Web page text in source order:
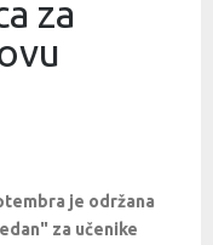
za
je održana
za učenike